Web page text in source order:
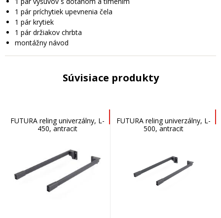
1 pár príchytiek upevnenia čela
1 pár krytiek
1 pár držiakov chrbta
montážny návod
Súvisiace produkty
FUTURA reling univerzálny, L-
450, antracit
FUTURA reling univerzálny, L-
500, antracit